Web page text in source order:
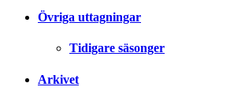
Övriga uttagningar
Tidigare säsonger
Arkivet